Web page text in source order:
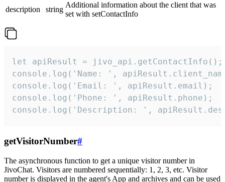
description
string
Additional information about the client that was
set with setContactInfo
let apiResult = jivo_api.getContactInfo();
console.log('Name: ',
console.log('Email: ', apiResult.email);
console.log('Phone: ', apiResult.phone);
console.log('Description: ',
getVisitorNumber#
The asynchronous function to get a unique visitor number in
JivoChat. Visitors are numbered sequentially: 1, 2, 3, etc. Visitor
number is displayed in the agent's App and archives and can be used